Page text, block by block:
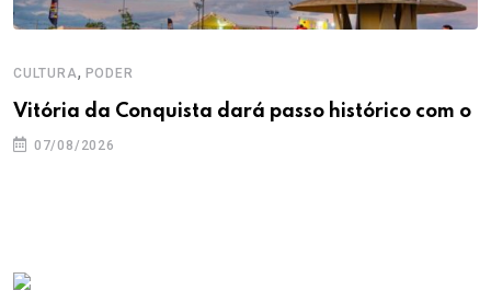
CULTURA, PODER
Vitória da Conquista dará passo histórico com o
07/08/2026